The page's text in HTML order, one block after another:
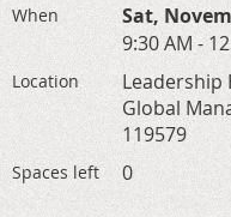
When
Sat,
9:30 AM -
Location
Leadership
Global
119579
Spaces left 0